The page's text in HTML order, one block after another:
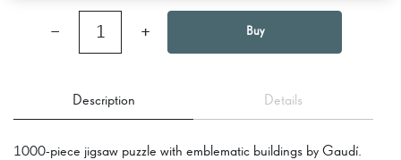
− 1 + Buy
Description Details
1000-piece jigsaw puzzle with emblematic buildings by Gaudí.